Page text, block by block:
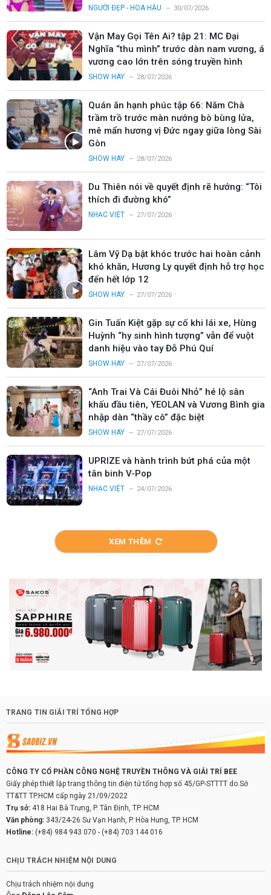
NGƯỜI ĐẸP - HOA HẬU 30/07/2026
Vận May Gọi Tên Ai? tập 21: MC Đại
Nghĩa “thu mình” trước dàn nam vương, á
vương cao lớn trên sóng truyền hình
SHOW HAY 28/07/2026
Quán ăn hạnh phúc tập 66: Năm Chà
trầm trồ trước màn nướng bò bùng lửa,
mê mẩn hương vị Đức ngay giữa lòng Sài
Gòn
SHOW HAY 28/07/2026
Du Thiên nói về quyết định rẽ hướng: “Tôi
thích đi đường khó”
NHẠC VIỆT 27/07/2026
Lâm Vỹ Dạ bật khóc trước hai hoàn cảnh
khó khăn, Hương Ly quyết định hỗ trợ học
đến hết lớp 12
SHOW HAY 27/07/2026
Gin Tuấn Kiệt gặp sự cố khi lái xe, Hùng
Huỳnh “hy sinh hình tượng” vẫn để vuột
danh hiệu vào tay Đỗ Phú Quí
SHOW HAY 27/07/2026
“Anh Trai Và Cái Đuôi Nhỏ” hé lộ sân
khấu đầu tiên, YEOLAN và Vương Bình gia
nhập dàn “thầy cô” đặc biệt
SHOW HAY 27/07/2026
UPRIZE và hành trình bứt phá của một
tân binh V-Pop
NHẠC VIỆT 24/07/2026
XEM THÊM
TRANG TIN GIẢI TRÍ TỔNG HỢP
CÔNG TY CỔ PHẦN CÔNG NGHỆ TRUYỀN THÔNG VÀ GIẢI TRÍ BEE
Giấy phép thiết lập trang thông tin điện tử tổng hợp số 45/GP-STTTT do Sở
TT&TT TP.HCM cấp ngày 21/09/2022
Trụ sở: 418 Hai Bà Trưng, P. Tân Định, TP. HCM
Văn phòng: 343/24-26 Sư Vạn Hạnh, P. Hòa Hưng, TP. HCM
Hotline: (+84) 984 943 070 - (+84) 703 144 016
CHỊU TRÁCH NHIỆM NỘI DUNG
Chịu trách nhiệm nội dung